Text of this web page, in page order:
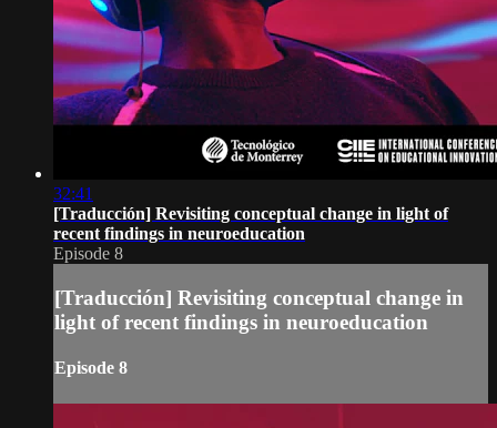
32:41
[Traducción] Revisiting conceptual change in light of
recent findings in neuroeducation
Episode 8
[Traducción] Revisiting conceptual change in
light of recent findings in neuroeducation
Episode 8